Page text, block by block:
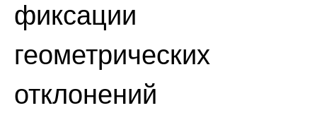
фиксации
геометрических
отклонений